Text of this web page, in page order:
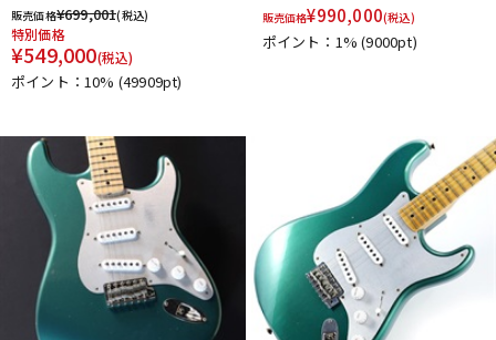
販売価格¥699,001(税込)
特別価格
¥549,000(税込)
ポイント：10% (49909pt)
販売価格¥990,000(税込)
ポイント：1%(9000pt)